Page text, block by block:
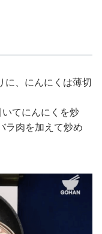
に、にんにくは薄切
てにんにくを炒
ラ肉を加えて炒め